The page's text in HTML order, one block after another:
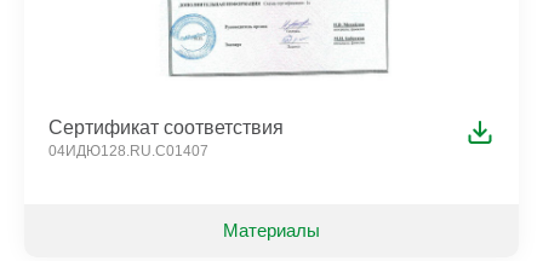
Сертификат соответствия
04ИДЮ128.RU.C01407
Материалы